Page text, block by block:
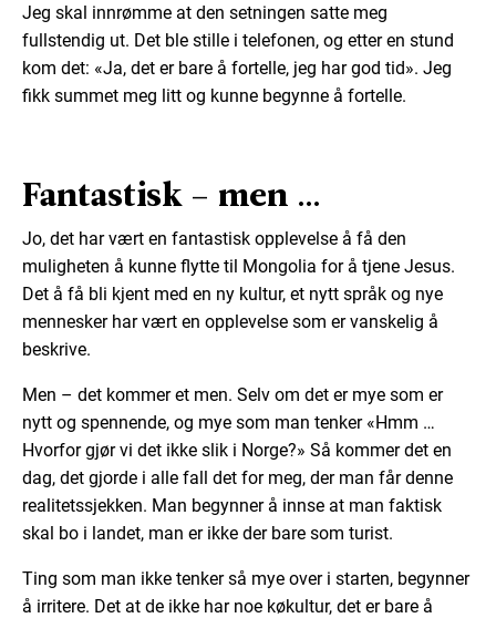
Jeg skal innrømme at den setningen satte meg
fullstendig ut. Det ble stille i telefonen, og etter en stund
kom det: «Ja, det er bare å fortelle, jeg har god tid». Jeg
fikk summet meg litt og kunne begynne å fortelle.
Fantastisk – men …
Jo, det har vært en fantastisk opplevelse å få den
muligheten å kunne flytte til Mongolia for å tjene Jesus.
Det å få bli kjent med en ny kultur, et nytt språk og nye
mennesker har vært en opplevelse som er vanskelig å
beskrive.
Men – det kommer et men. Selv om det er mye som er
nytt og spennende, og mye som man tenker «Hmm …
Hvorfor gjør vi det ikke slik i Norge?» Så kommer det en
dag, det gjorde i alle fall det for meg, der man får denne
realitetssjekken. Man begynner å innse at man faktisk
skal bo i landet, man er ikke der bare som turist.
Ting som man ikke tenker så mye over i starten, begynner
å irritere. Det at de ikke har noe køkultur, det er bare å